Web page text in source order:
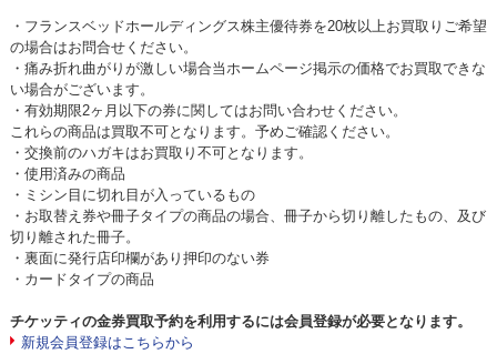
・フランスベッドホールディングス株主優待券を20枚以上お買取りご希望
の場合はお問合せください。
・痛み折れ曲がりが激しい場合当ホームページ掲示の価格でお買取できな
い場合がございます。
・有効期限2ヶ月以下の券に関してはお問い合わせください。
これらの商品は買取不可となります。予めご確認ください。
・交換前のハガキはお買取り不可となります。
・使用済みの商品
・ミシン目に切れ目が入っているもの
・お取替え券や冊子タイプの商品の場合、冊子から切り離したもの、及び
切り離された冊子。
・裏面に発行店印欄があり押印のない券
・カードタイプの商品
チケッティの金券買取予約を利用するには会員登録が必要となります。
新規会員登録はこちらから